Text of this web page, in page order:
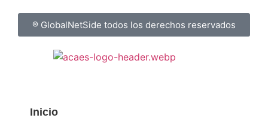
® GlobalNetSide todos los derechos reservados
Inicio